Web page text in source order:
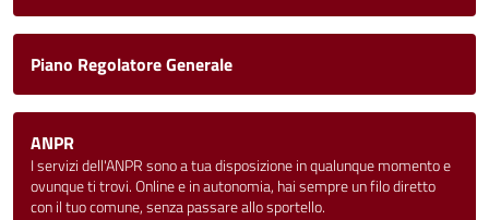
Piano Regolatore Generale
ANPR
I servizi dell'ANPR sono a tua disposizione in qualunque momento e
ovunque ti trovi. Online e in autonomia, hai sempre un filo diretto
con il tuo comune, senza passare allo sportello.